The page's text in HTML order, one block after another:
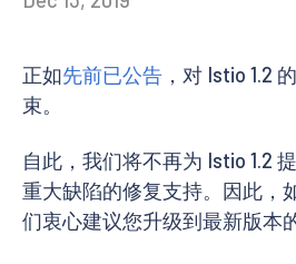
正如先前已公告 ，对 Istio 1.2
束。
自此，我们将不再为 Istio 1.2
重大缺陷的修复支持。因此，
们衷心建议您升级到最新版本